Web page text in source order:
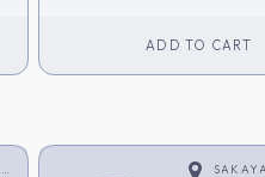
ADD TO CART